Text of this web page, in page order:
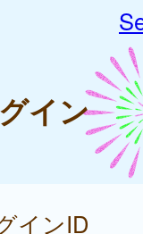
イン
インID